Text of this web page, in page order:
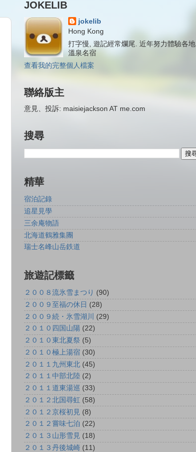
JOKELIB
jokelib
Hong Kong
打字慢, 遊記經常爛尾. 近年努力體驗各地
溫泉名宿
查看我的完整個人檔案
聯絡版主
意見、投訴: maisiejackson AT me.com
搜尋
精華
宿泊記錄
追星見學
三余庵物語
北海道鶴雅集團
瑞士名峰山岳鉄道
旅遊記標籤
２００８流氷雪まつり (90)
２００９至福の休日 (28)
２００９続・氷雪湖川
(29)
２０１０四国山陽 (22)
２０１０東北夏祭 (5)
２０１０極上湯宿 (30)
２０１１九州東北 (45)
２０１１中部北陸 (2)
２０１１道東湯巡 (33)
２０１２北国尋虹 (58)
２０１２京桜初見 (8)
２０１２嘗味七泊 (22)
２０１３山形雪見 (18)
２０１３丹後城崎 (11)